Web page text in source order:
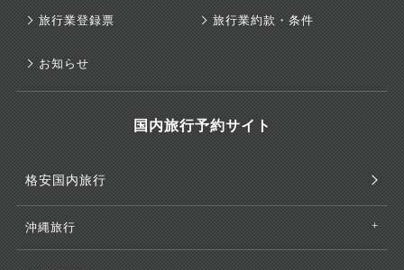
旅行業登録票 旅行業約款・条件
お知らせ
国内旅行予約サイト
格安国内旅行
沖縄旅行